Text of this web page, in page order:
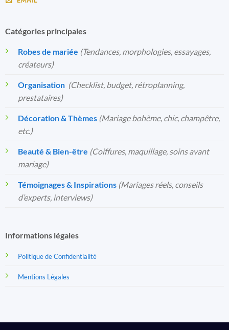
Catégories principales
Robes de mariée (Tendances, morphologies, essayages,
créateurs)
Organisation️ (Checklist, budget, rétroplanning,
prestataires)
Décoration & Thèmes (Mariage bohème, chic, champêtre,
etc.)
Beauté & Bien-être (Coiffures, maquillage, soins avant
mariage)
Témoignages & Inspirations (Mariages réels, conseils
d’experts, interviews)
Informations légales
Politique de Confidentialité
Mentions Légales